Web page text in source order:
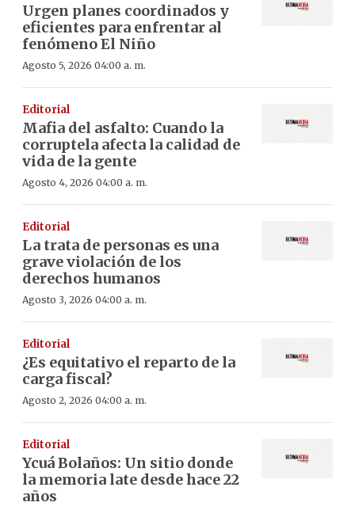
Urgen planes coordinados y
eficientes para enfrentar al
fenómeno El Niño
Agosto 5, 2026 04:00 a. m.
Editorial
Mafia del asfalto: Cuando la
corruptela afecta la calidad de
vida de la gente
Agosto 4, 2026 04:00 a. m.
Editorial
La trata de personas es una
grave violación de los
derechos humanos
Agosto 3, 2026 04:00 a. m.
Editorial
¿Es equitativo el reparto de la
carga fiscal?
Agosto 2, 2026 04:00 a. m.
Editorial
Ycuá Bolaños: Un sitio donde
la memoria late desde hace 22
años